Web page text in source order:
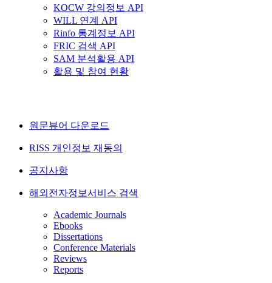
KOCW 강의정보 API
WILL 연계 API
Rinfo 통계정보 API
FRIC 검색 API
SAM 분석활용 API
활용 및 참여 현황
원문뷰어 다운로드
RISS 개인정보 재동의
공지사항
해외전자정보서비스 검색
Academic Journals
Ebooks
Dissertations
Conference Materials
Reviews
Reports